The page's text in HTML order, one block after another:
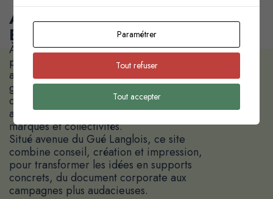
AZAPRIM, LE STUDIO DE
BUSSY-SAINT-MARTIN
À Bussy-Saint-Martin, le studio Azaprim
prolonge cette culture de la créativité
appliquée à la production, avec un pôle
graphique intégré, des capacités
d’impression et de façonnage, et un
accompagnement de proximité pour les
marques et collectivités.
Situé avenue du Gué Langlois, ce site
combine conseil, création et impression,
pour transformer les idées en supports
concrets, du document corporate aux
campagnes plus audacieuses.
Paramétrer
Tout refuser
Tout accepter